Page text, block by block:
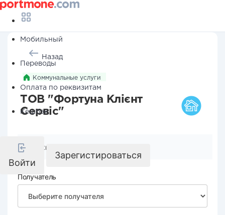
Мобильный
Переводы
Оплата по реквизитам
Кешбэк
Войти
Зарегистироваться
Назад
Коммунальные услуги
ТОВ "Фортуна Клієнт
Сервіс"
Реквизиты компании
Получатель